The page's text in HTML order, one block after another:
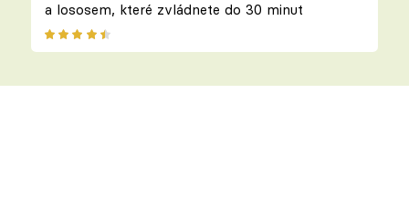
a lososem, které zvládnete do 30 minut